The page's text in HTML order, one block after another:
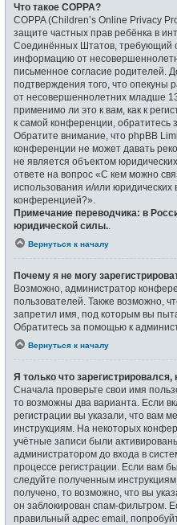
Что такое COPPA?
COPPA (Children’s Online Privacy
защите частных прав ребёнка в
Соединённых Штатов, требующий
информацию от
письменное согласие родителей.
подтверждения того, что
от несовершеннолетних младше
применимо ли это к вам, как к
к самой конференции, обратитесь
Обратите внимание, что phpBB
конференции не может давать
не является объектом
ответе на вопрос «С кем можно
использования и/или юридических
конференцией?».
Примечание переводчика: в
юридической силы.
Вернуться к началу
Почему я не могу
Возможно, администратор
пользователей. Также возможно,
запретил имя, под которым вы
Обратитесь за помощью к
Вернуться к началу
Я только что зарегистрировался,
Сначала проверьте свои имя
то возможны два варианта. Если
регистрации вы указали, что вам
инструкциям. На некоторых
учётные записи были
администратором до входа в
процессе регистрации. Если вам
следуйте полученным
получено, то возможно, что вы
он заблокирован спам-фильтром.
правильный адрес email,